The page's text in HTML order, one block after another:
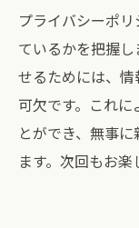
プライバシーポ
ているかを把握
せるためには、
可欠です。これ
とができ、無事
ます。次回もお楽